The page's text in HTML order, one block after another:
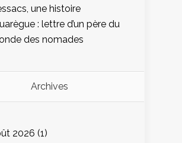
une histoire
: lettre d’un père du
des nomades
Archives
2026 (1)